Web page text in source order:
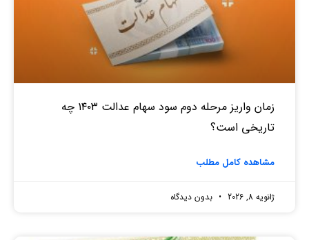
زمان واریز مرحله دوم سود سهام عدالت ۱۴۰۳ چه
تاریخی است؟
مشاهده کامل مطلب
ژانویه 8, 2026 بدون دیدگاه